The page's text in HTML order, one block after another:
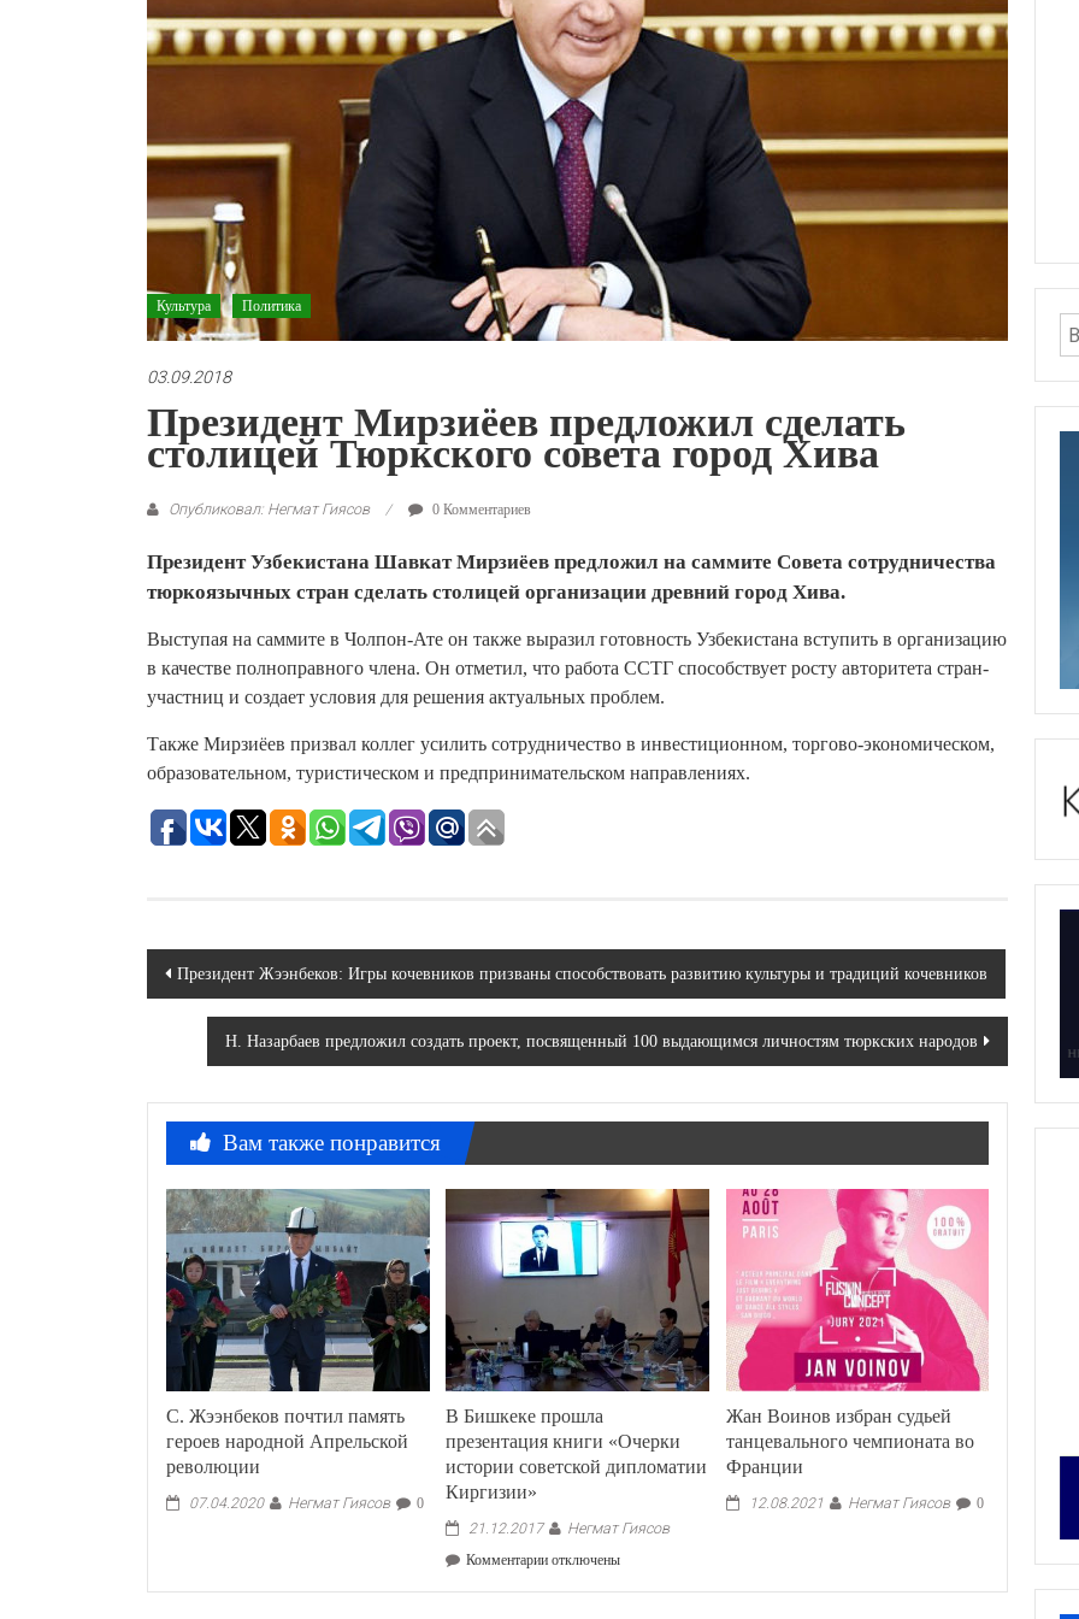
Культура Политика
03.09.2018
Президент Мирзиёев предложил сделать
столицей Тюркского совета город Хива
Опубликовал: Негмат Гиясов 0 Комментариев
Президент Узбекистана Шавкат Мирзиёев предложил на саммите Совета сотрудничества
тюркоязычных стран сделать столицей организации древний город Хива.
Выступая на саммите в Чолпон-Ате он также выразил готовность Узбекистана вступить в организацию
в качестве полноправного члена. Он отметил, что работа ССТГ способствует росту авторитета стран-
участниц и создает условия для решения актуальных проблем.
Также Мирзиёев призвал коллег усилить сотрудничество в инвестиционном, торгово-экономическом,
образовательном, туристическом и предпринимательском направлениях.
Навигация
записям
Президент Жээнбеков: Игры кочевников призваны способствовать развитию культуры и традиций кочевников
Н. Назарбаев предложил создать проект, посвященный 100 выдающимся личностям тюркских народов
Вам также понравится
С. Жээнбеков почтил память
героев народной Апрельской
революции
07.04.2020 Негмат Гиясов 0
В Бишкеке прошла
презентация книги «Очерки
истории советской дипломатии
Киргизии»
21.12.2017 Негмат Гиясов
Комментариикотключены
Жан Воинов избран судьей
танцевального чемпионата во
Франции
12.08.2021 Негмат Гиясов 0